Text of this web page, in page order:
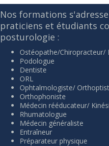
Nos formations
praticiens et étudiants
posturologie :
Ostéopathe/Chiropracteur/
Podologue
Dentiste
ORL
Ophtalmologiste/
Orthophoniste
Médecin rééducateur/
Rhumatologue
Médecin généraliste
Entraîneur
Préparateur physique